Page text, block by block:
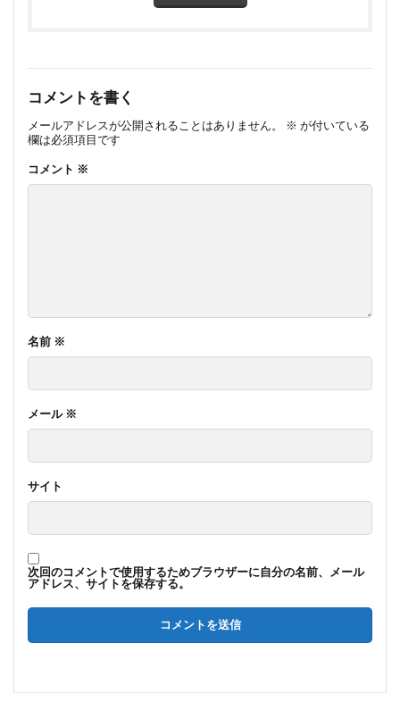
コメントを書く
メールアドレスが公開されることはありません。 ※ が付いている
欄は必須項目です
コメント ※
名前 ※
メール ※
サイト
次回のコメントで使用するためブラウザーに自分の名前、メール
アドレス、サイトを保存する。